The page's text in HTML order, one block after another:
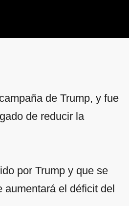
de Trump, y fue
de reducir la
por Trump y que se
aumentará el déficit del